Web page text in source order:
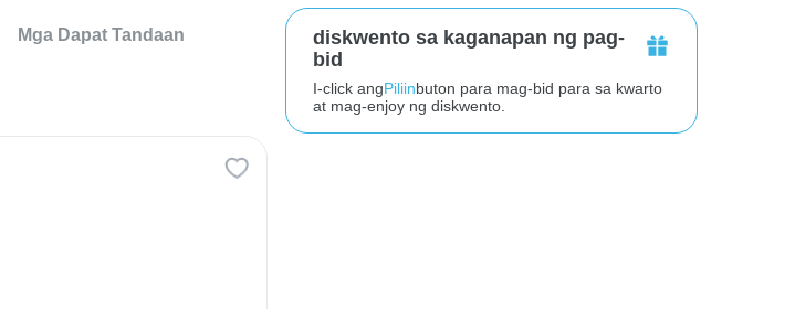
Mga Dapat Tandaan
diskwento sa kaganapan ng pag-
bid
I-click angPiliinbuton para mag-bid para sa kwarto
at mag-enjoy ng diskwento.